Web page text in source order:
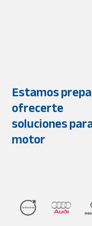
Estamos
ofrecerte
soluciones
motor